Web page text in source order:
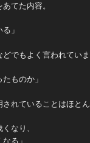
てた内容。
」
でもよく言われていま
ものか」
れていることはほとん
なり、
る」